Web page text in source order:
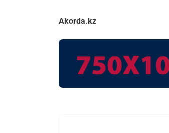
Akorda.kz